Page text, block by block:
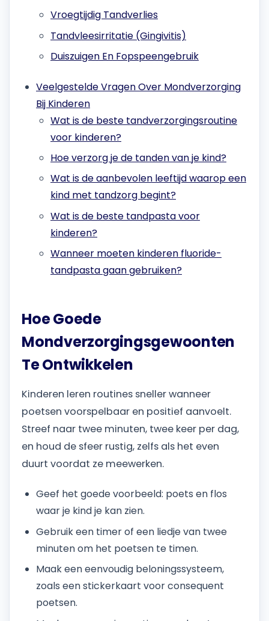
Vroegtijdig Tandverlies
Tandvleesirritatie (Gingivitis)
Duiszuigen En Fopspeengebruik
Veelgestelde Vragen Over Mondverzorging
Bij Kinderen
Wat is de beste tandverzorgingsroutine
voor kinderen?
Hoe verzorg je de tanden van je kind?
Wat is de aanbevolen leeftijd waarop een
kind met tandzorg begint?
Wat is de beste tandpasta voor
kinderen?
Wanneer moeten kinderen fluoride-
tandpasta gaan gebruiken?
Hoe Goede
Mondverzorgingsgewoonten
Te Ontwikkelen
Kinderen leren routines sneller wanneer
poetsen voorspelbaar en positief aanvoelt.
Streef naar twee minuten, twee keer per dag,
en houd de sfeer rustig, zelfs als het even
duurt voordat ze meewerken.
Geef het goede voorbeeld: poets en flos
waar je kind je kan zien.
Gebruik een timer of een liedje van twee
minuten om het poetsen te timen.
Maak een eenvoudig beloningssysteem,
zoals een stickerkaart voor consequent
poetsen.